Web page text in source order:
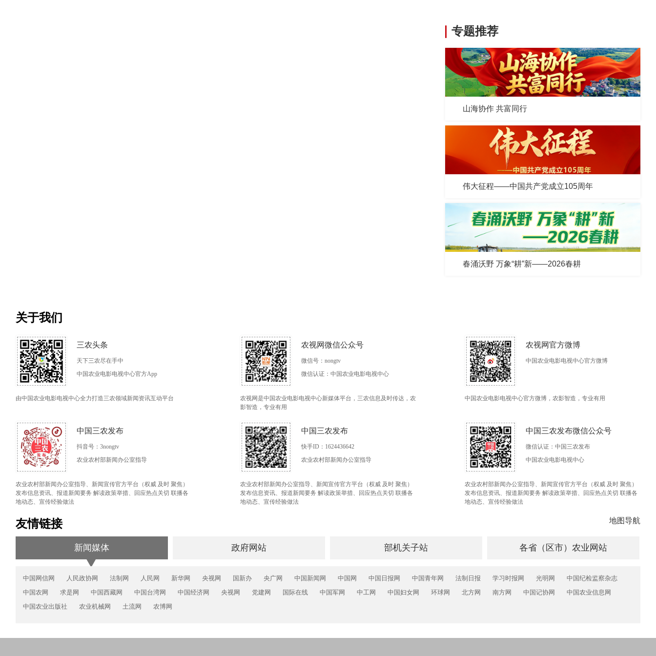
专题推荐
山海协作 共富同行
伟大征程——中国共产党成立105周年
春涌沃野 万象“耕”新——2026春耕
关于我们
三农头条
天下三农尽在手中
中国农业电影电视中心官方App
由中国农业电影电视中心全力打造三农领域新闻资讯互动平台
农视网微信公众号
微信号：nongtv
微信认证：中国农业电影电视中心
农视网是中国农业电影电视中心新媒体平台，三农信息及时传达，农
影智造，专业有用
农视网官方微博
中国农业电影电视中心官方微博
中国农业电影电视中心官方微博，农影智造，专业有用
中国三农发布
抖音号：3nongtv
农业农村部新闻办公室指导
农业农村部新闻办公室指导、新闻宣传官方平台（权威 及时 聚焦）
发布信息资讯、报道新闻要务 解读政策举措、回应热点关切 联播各
地动态、宣传经验做法
中国三农发布
快手ID：1624436642
农业农村部新闻办公室指导
农业农村部新闻办公室指导、新闻宣传官方平台（权威 及时 聚焦）
发布信息资讯、报道新闻要务 解读政策举措、回应热点关切 联播各
地动态、宣传经验做法
中国三农发布微信公众号
微信认证：中国三农发布
中国农业电影电视中心
农业农村部新闻办公室指导、新闻宣传官方平台（权威 及时 聚焦）
发布信息资讯、报道新闻要务 解读政策举措、回应热点关切 联播各
地动态、宣传经验做法
友情链接 地图导航
新闻媒体 政府网站 部机关子站 各省（区市）农业网站
中国网信网 人民政协网 法制网 人民网 新华网 央视网 国新办 央广网 中国新闻网 中国网 中国日报网 中国青年网 法制日报 学习时报网 光明网
中国纪检监察杂志
中国农网
求是网 中国西藏网 中国台湾网 中国经济网 央视网 党建网 国际在线 中国军网 中工网 中国妇女网 环球网 北方网 南方网 中国记协网
中国农业信息网
中国农业出版社
农业机械网 土流网 农博网